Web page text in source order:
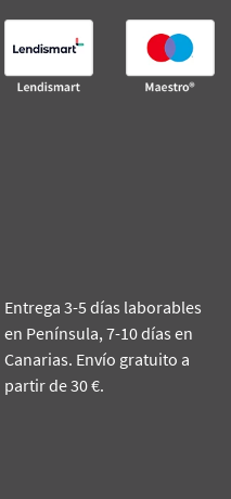
Entrega 3-5 días laborables
en Península, 7-10 días en
Canarias. Envío gratuito a
partir de 30 €.